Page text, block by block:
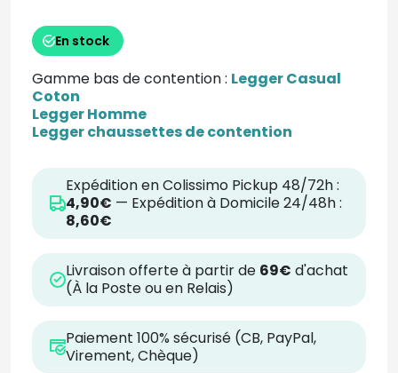
En stock
Gamme bas de contention : Legger Casual
Coton
Legger Homme
Legger chaussettes de contention
Expédition en Colissimo Pickup 48/72h :
4,90€ — Expédition à Domicile 24/48h :
8,60€
Livraison offerte à partir de 69€ d'achat
(À la Poste ou en Relais)
Paiement 100% sécurisé (CB, PayPal,
Virement, Chèque)